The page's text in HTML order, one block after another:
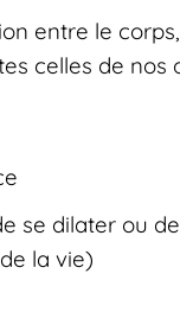
entre le
celles de nos
se dilater ou
la vie)